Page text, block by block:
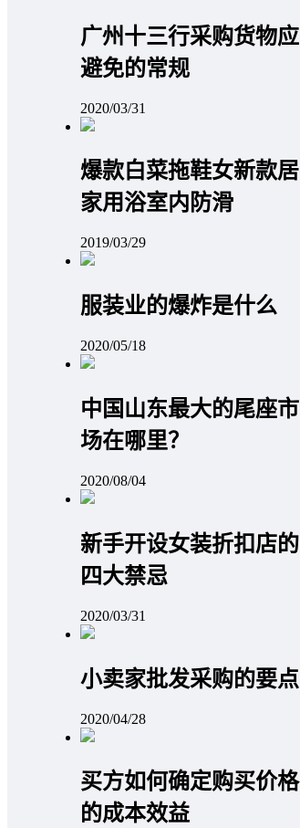
广州十三行采购货物应
避免的常规
2020/03/31
爆款白菜拖鞋女新款居
家用浴室内防滑
2019/03/29
服装业的爆炸是什么
2020/05/18
中国山东最大的尾座市
场在哪里？
2020/08/04
新手开设女装折扣店的
四大禁忌
2020/03/31
小卖家批发采购的要点
2020/04/28
买方如何确定购买价格
的成本效益